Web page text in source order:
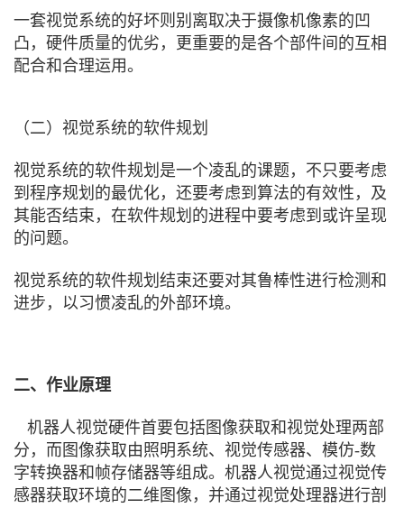
一套视觉系统的好坏则别离取决于摄像机像素的凹
凸，硬件质量的优劣，更重要的是各个部件间的互相
配合和合理运用。
（二）视觉系统的软件规划
视觉系统的软件规划是一个凌乱的课题，不只要考虑
到程序规划的最优化，还要考虑到算法的有效性，及
其能否结束，在软件规划的进程中要考虑到或许呈现
的问题。
视觉系统的软件规划结束还要对其鲁棒性进行检测和
进步，以习惯凌乱的外部环境。
二、作业原理
机器人视觉硬件首要包括图像获取和视觉处理两部
分，而图像获取由照明系统、视觉传感器、模仿-数
字转换器和帧存储器等组成。机器人视觉通过视觉传
感器获取环境的二维图像，并通过视觉处理器进行剖